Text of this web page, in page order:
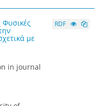
Φυσικές
με
in journal
RDF